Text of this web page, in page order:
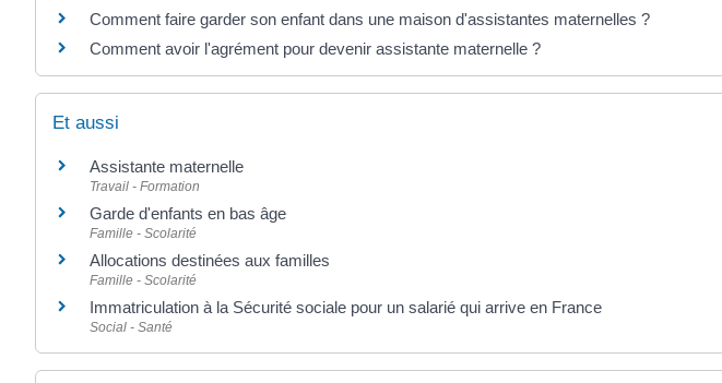
Comment faire garder son enfant dans une maison d'assistantes maternelles ?
Comment avoir l'agrément pour devenir assistante maternelle ?
Et aussi
Assistante maternelle
Travail - Formation
Garde d'enfants en bas âge
Famille - Scolarité
Allocations destinées aux familles
Famille - Scolarité
Immatriculation à la Sécurité sociale pour un salarié qui arrive en France
Social - Santé